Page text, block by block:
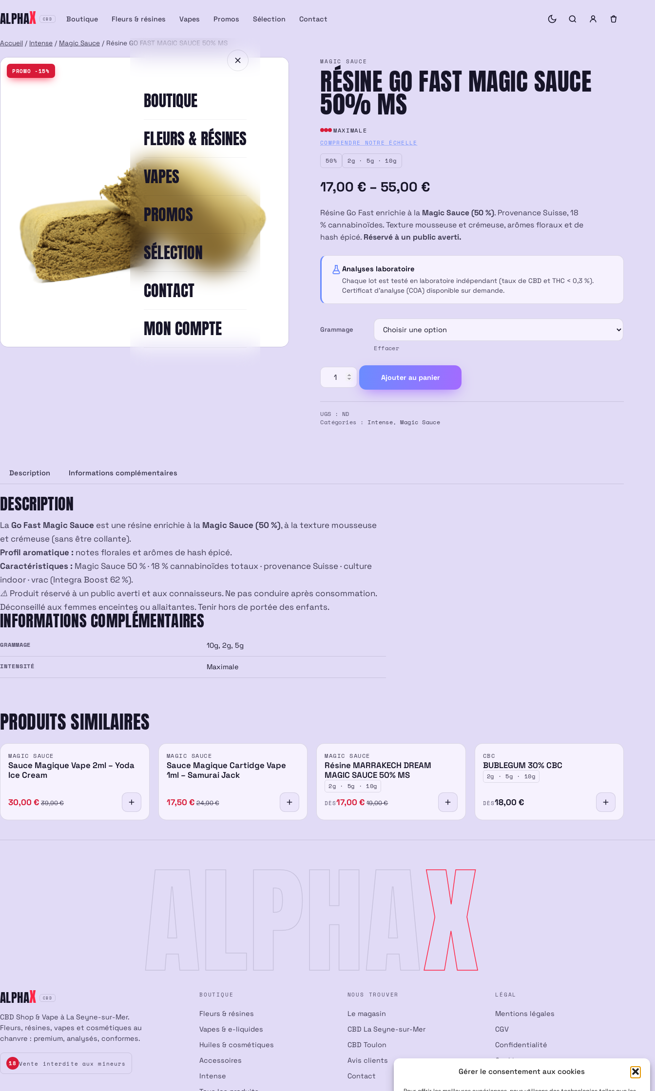
Gérer le consentement aux cookies
au
ALPHAX CBD Boutique Fleurs & résines Vapes Promos Sélection Contact
BOUTIQUE
FLEURS & RÉSINES
VAPES
PROMOS
SÉLECTION
CONTACT
MON COMPTE
Accueil / Intense / Magic Sauce / Résine GO FAST MAGIC SAUCE 50% MS
PROMO -15%
MAGIC SAUCE
RÉSINE GO FAST MAGIC SAUCE
50% MS
MAXIMALE
COMPRENDRE NOTRE ÉCHELLE
50% 2g · 5g · 10g
17,00 € – 55,00 €
Plage
de
prix :
55,00 €
Résine Go Fast enrichie à la Magic Sauce (50 %). Provenance Suisse, 18
% cannabinoïdes. Texture mousseuse et crémeuse, arômes floraux et de
hash épicé. Réservé à un public averti.
Analyses laboratoire
Chaque lot est testé en laboratoire indépendant (taux de CBD et THC < 0,3 %).
Certificat d’analyse (COA) disponible sur demande.
Grammage
Effacer
quantité
de
GO
FAST
Ajouter au panier
UGS : ND
Catégories : Intense,Magic Sauce
Description Informations complémentaires
DESCRIPTION
LaGo Fast Magic Sauce est une résine enrichie à la Magic Sauce (50 %), à la texture mousseuse
et crémeuse (sans être collante).
Profil aromatique : notes florales et arômes de hash épicé.
Caractéristiques : Magic Sauce 50 % · 18 % cannabinoïdes totaux · provenance Suisse · culture
indoor · vrac (Integra Boost 62 %).
⚠️ Produit réservé à un public averti et aux connaisseurs. Ne pas conduire après consommation.
Déconseillé aux femmes enceintes ou allaitantes. Tenir hors de portée des enfants.
INFORMATIONS COMPLÉMENTAIRES
GRAMMAGE 10g, 2g, 5g
INTENSITÉ Maximale
PRODUITS SIMILAIRES
PROMO
MAGIC SAUCE
Sauce Magique Vape 2ml – Yoda
Ice Cream
30,00 € 39,90€
MAGIC SAUCE
Sauce Magique Cartidge Vape
1ml – Samurai Jack
17,50 € 24,90€
50%
MAGIC SAUCE
Résine MARRAKECH DREAM
MAGIC SAUCE 50% MS
2g · 5g · 10g
DÈS17,00€ 19,00€
30%
CBC
BUBLEGUM 30% CBC
2g · 5g · 10g
DÈS18,00 €
ALPHAX
ALPHAX CBD
CBD Shop & Vape à La Seyne-sur-Mer.
Fleurs, résines, vapes et cosmétiques au
chanvre : premium, analysés, conformes.
18 Vente interdite aux mineurs
BOUTIQUE
Fleurs & résines
Vapes & e-liquides
Huiles & cosmétiques
Accessoires
Intense
NOUS TROUVER
Le magasin
CBD La Seyne-sur-Mer
CBD Toulon
Avis clients
Contact
LÉGAL
Mentions légales
CGV
Confidentialité
Cookies
Rétractation